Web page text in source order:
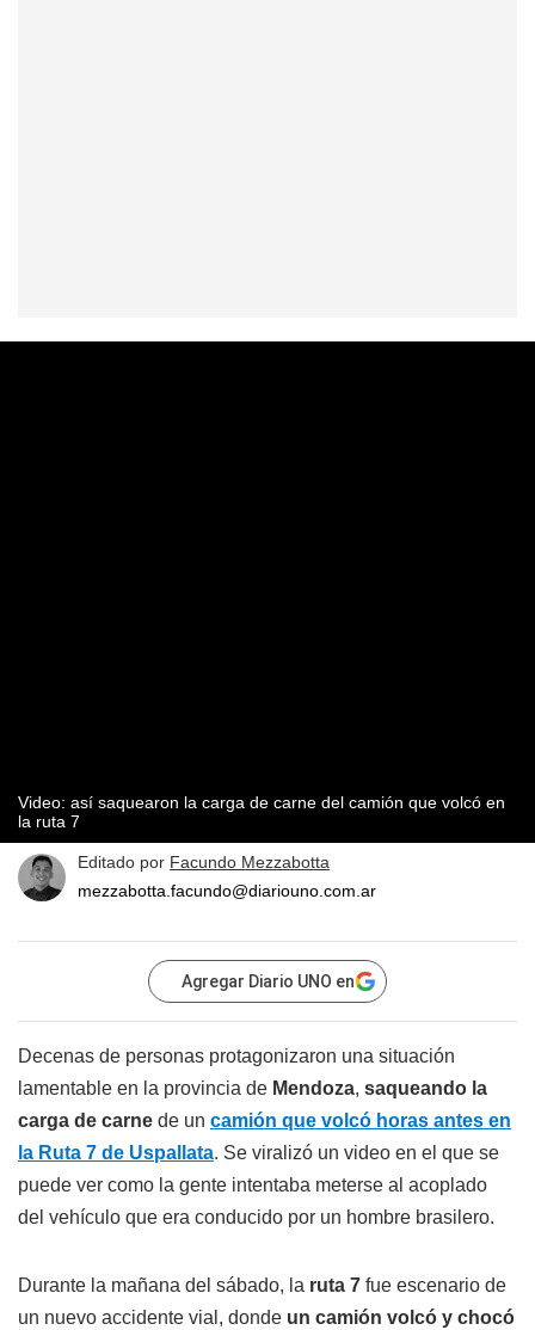
Video: así saquearon la carga de carne del camión que volcó en
la ruta 7
Editado por Facundo Mezzabotta
mezzabotta.facundo@diariouno.com.ar
Agregar Diario UNO en
Decenas de personas protagonizaron una situación
lamentable en la provincia de Mendoza, saqueando la
carga de carne de un camión que volcó horas antes en
la Ruta 7 de Uspallata. Se viralizó un video en el que se
puede ver como la gente intentaba meterse al acoplado
del vehículo que era conducido por un hombre brasilero.
Durante la mañana del sábado, la ruta 7 fue escenario de
un nuevo accidente vial, donde un camión volcó y chocó